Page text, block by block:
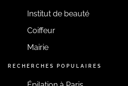
Institut de beauté
Coiffeur
Mairie
RECHERCHES POPULAIRES